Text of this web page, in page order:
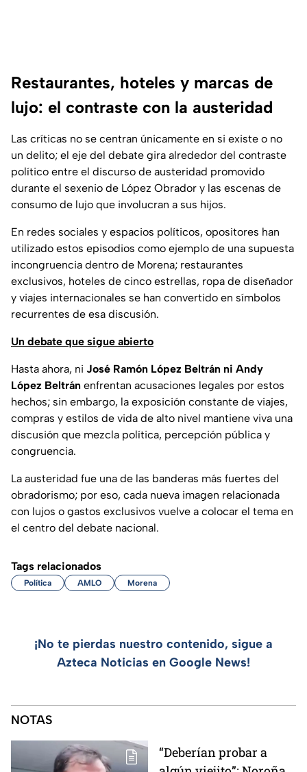
Restaurantes, hoteles y marcas de
lujo: el contraste con la austeridad
Las críticas no se centran únicamente en si existe o no
un delito; el eje del debate gira alrededor del contraste
político entre el discurso de austeridad promovido
durante el sexenio de López Obrador y las escenas de
consumo de lujo que involucran a sus hijos.
En redes sociales y espacios políticos, opositores han
utilizado estos episodios como ejemplo de una supuesta
incongruencia dentro de Morena; restaurantes
exclusivos, hoteles de cinco estrellas, ropa de diseñador
y viajes internacionales se han convertido en símbolos
recurrentes de esa discusión.
Un debate que sigue abierto
Hasta ahora, ni José Ramón López Beltrán ni Andy
López Beltrán enfrentan acusaciones legales por estos
hechos; sin embargo, la exposición constante de viajes,
compras y estilos de vida de alto nivel mantiene viva una
discusión que mezcla política, percepción pública y
congruencia.
La austeridad fue una de las banderas más fuertes del
obradorismo; por eso, cada nueva imagen relacionada
con lujos o gastos exclusivos vuelve a colocar el tema en
el centro del debate nacional.
Tags relacionados
Política AMLO Morena
¡No te pierdas nuestro contenido, sigue a
Azteca Noticias en Google News!
NOTAS
“Deberían probar a